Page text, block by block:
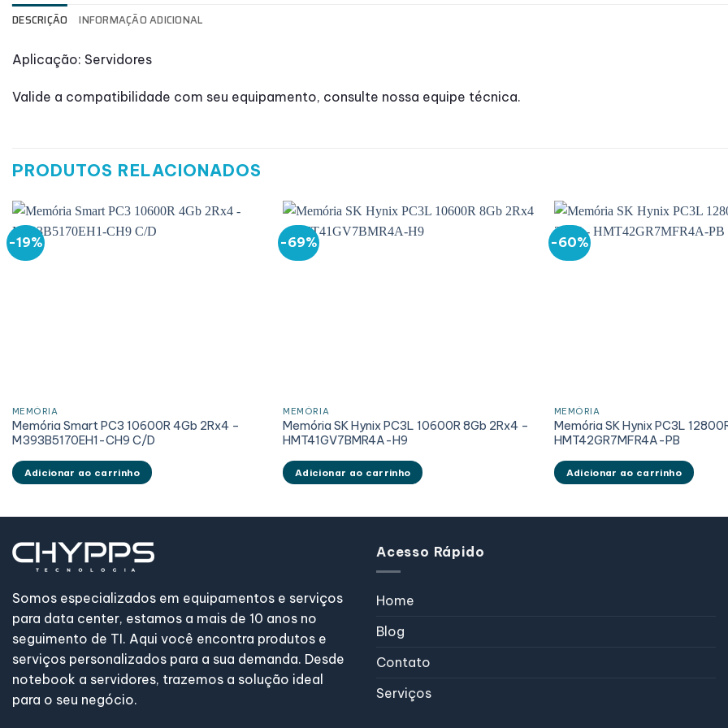
DESCRIÇÃO INFORMAÇÃO ADICIONAL
Aplicação: Servidores
Valide a compatibilidade com seu equipamento, consulte nossa equipe técnica.
PRODUTOS RELACIONADOS
-19%
MEMÓRIA
Memória Smart PC3 10600R 4Gb 2Rx4 –
M393B5170EH1-CH9 C/D
Adicionar ao carrinho
-69%
MEMÓRIA
Memória SK Hynix PC3L 10600R 8Gb 2Rx4 –
HMT41GV7BMR4A-H9
Adicionar ao carrinho
-60%
MEMÓRIA
Memória SK Hynix PC3L
HMT42GR7MFR4A-PB
Adicionar ao carrinho
Somos especializados em equipamentos e serviços
para data center, estamos a mais de 10 anos no
seguimento de TI. Aqui você encontra produtos e
serviços personalizados para a sua demanda. Desde
notebook a servidores, trazemos a solução ideal
para o seu negócio.
Acesso Rápido
Home
Blog
Contato
Serviços